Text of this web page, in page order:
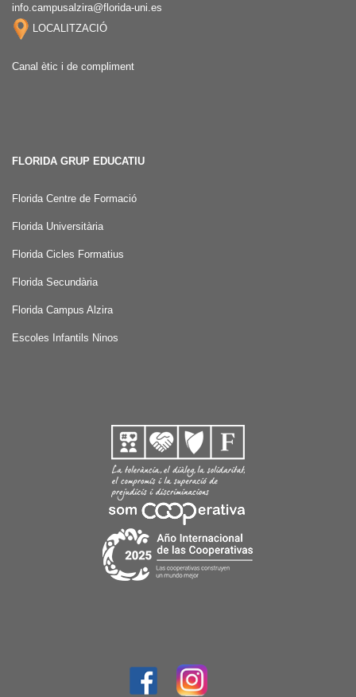
info.campusalzira@florida-uni.es
LOCALITZACIÓ
Canal ètic i de compliment
FLORIDA GRUP EDUCATIU
Florida Centre de Formació
Florida Universitària
Florida Cicles Formatius
Florida Secundària
Florida Campus Alzira
Escoles Infantils Ninos